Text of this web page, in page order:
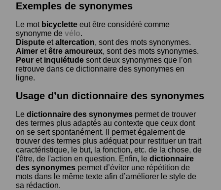
Exemples de synonymes
Le mot bicyclette eut être considéré comme
synonyme de vélo.
Dispute etaltercation, sont des mots synonymes.
Aimer etêtre amoureux, sont des mots synonymes.
Peur et inquiétude sont deux synonymes que l’on
retrouve dans ce dictionnaire des synonymes en
ligne.
Usage d’un dictionnaire des synonymes
Le dictionnaire des synonymes permet de trouver
des termes plus adaptés au contexte que ceux dont
on se sert spontanément. Il permet également de
trouver des termes plus adéquat pour restituer un trait
caractéristique, le but, la fonction, etc. de la chose, de
l'être, de l'action en question. Enfin, le dictionnaire
des synonymes permet d’éviter une répétition de
mots dans le même texte afin d’améliorer le style de
sa rédaction.